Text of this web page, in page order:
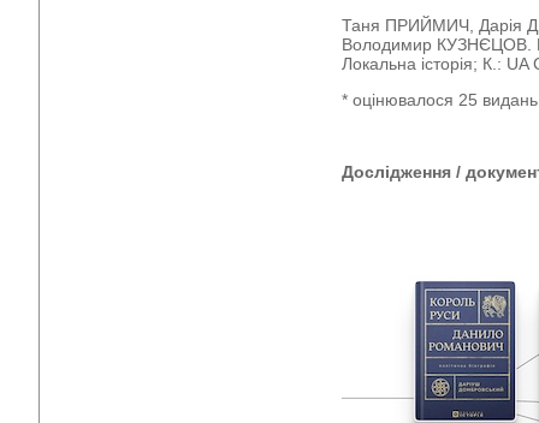
Таня ПРИЙМИЧ,
Володимир КУЗНЄЦОВ.
Локальна історія; К.:
* оцінювалося 25 видань
Дослідження /